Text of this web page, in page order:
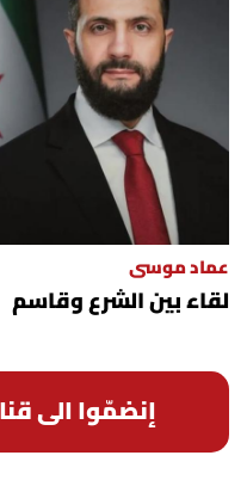
عماد موسى
لقاء بين الشرع وقاسم
إنضمّوا الى